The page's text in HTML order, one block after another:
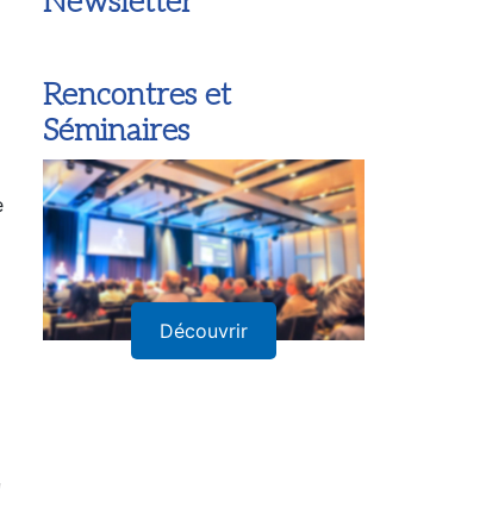
Newsletter
Rencontres et
Séminaires